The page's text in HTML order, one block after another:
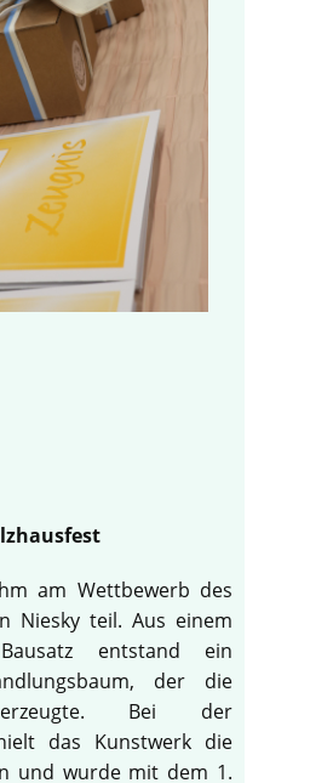
am Wettbewerb des
Niesky teil. Aus einem
entstand ein
der die
Bei der
das Kunstwerk die
und wurde mit dem 1.